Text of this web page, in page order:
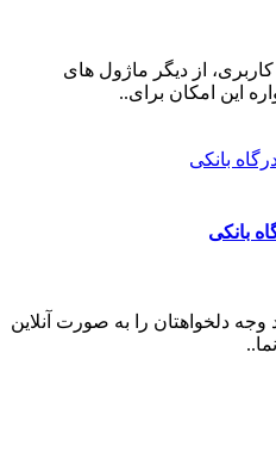
از دیگر ماژول های
این امکان برای..
بانکی
وجه دلخواهتان را به صورت آنلاین